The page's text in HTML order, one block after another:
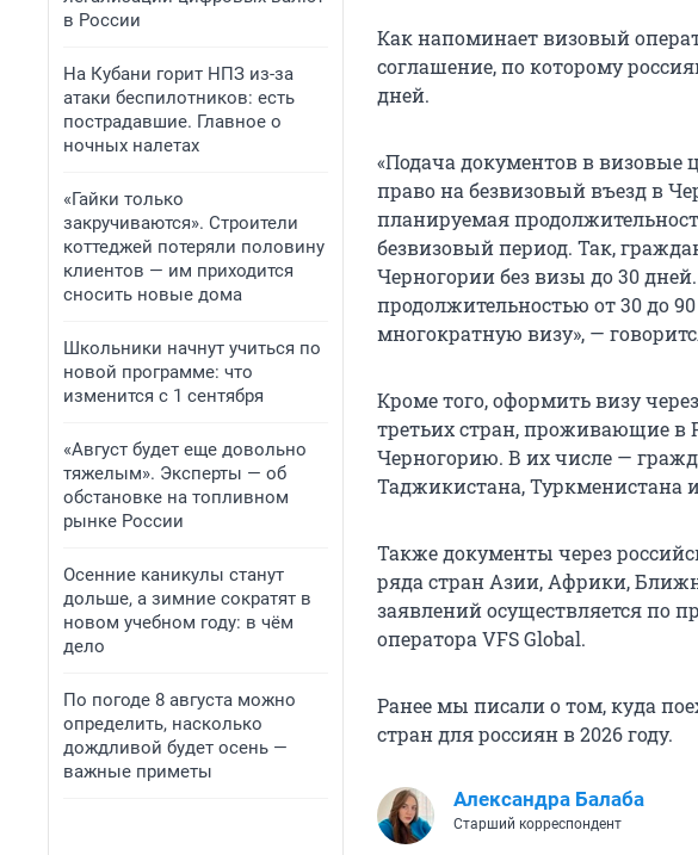
в России
На Кубани горит НПЗ из-за
атаки беспилотников: есть
пострадавшие. Главное о
ночных налетах
«Гайки только
закручиваются». Строители
коттеджей потеряли половину
клиентов — им приходится
сносить новые дома
Школьники начнут учиться по
новой программе: что
изменится с 1 сентября
«Август будет еще довольно
тяжелым». Эксперты — об
обстановке на топливном
рынке России
Осенние каникулы станут
дольше, а зимние сократят в
новом учебном году: в чём
дело
По погоде 8 августа можно
определить, насколько
дождливой будет осень —
важные приметы
Как напоминает визовый
соглашение, по которому
дней.
«Подача документов в
право на безвизовый въезд в
планируемая
безвизовый период. Так,
Черногории без визы до 30
продолжительностью от 30 до
многократную визу», —
Кроме того, оформить визу
третьих стран, проживающие в
Черногорию. В их числе —
Таджикистана, Туркменистана
Также документы через
ряда стран Азии, Африки,
заявлений осуществляется по
оператора VFS Global.
Ранее мы писали о том, куда
стран для россиян в 2026 году.
Александра Балаба
Старший корреспондент